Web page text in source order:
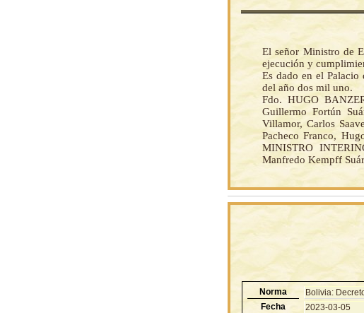
El señor Ministro de
ejecución y
Es dado en el Palacio
del año dos mil uno.
Fdo. HUGO
Guillermo Fortún
Villamor, Carlos
Pacheco Franco,
MINISTRO
Manfredo Kempff
Norma
Bolivia:
Fecha
2023-03-05